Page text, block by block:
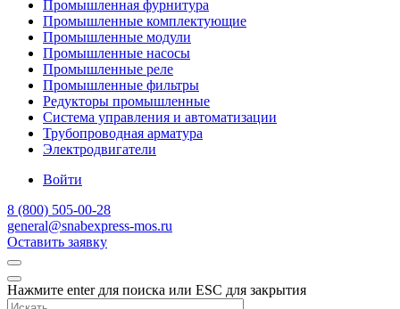
Промышленная фурнитура
Промышленные комплектующие
Промышленные модули
Промышленные насосы
Промышленные реле
Промышленные фильтры
Редукторы промышленные
Система управления и автоматизации
Трубопроводная арматура
Электродвигатели
Войти
8 (800) 505-00-28
general@snabexpress-mos.ru
Оставить заявку
Нажмите enter для поиска или ESC для закрытия